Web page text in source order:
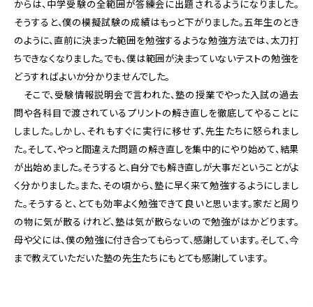
からは、中学受験の全範囲が答練会に出題されるようになりました。
そうすると、僕の模擬試験の成績はもっと下がりました。五年生のとき
のように、直前に決まった範囲を勉強するような勉強方法では、太刀打
ちできなくなりました。でも、僕は範囲が決まっていないテストの勉強を
どうすればよいか分かりませんでした。
そこで、受験情報説明会で言われた、塾の授業でやった入試の過去
問や各科目で渡されているプリントの解き直しを徹底してやることに
しました。しかし、それもすぐに実行に移せず、先生たちに怒られまし
た。そして、やっと間違えた問題の解き直しを集中的にやり始めて、結果
が出始めました。そうすると、自分でも解き直しが大事だということがよ
く分かりました。また、その頃から、塾に早く来て勉強するようにしまし
た。そうすると、とても効率よく勉強できて良いと思います。家だと周り
の物に気が散るけれど、塾は気が散らないので勉強がはかどります。
母や父には、僕の勉強に付き合ってもらって、感謝しています。そして、今
まで教えていただいた塾の先生たちにもとても感謝しています。